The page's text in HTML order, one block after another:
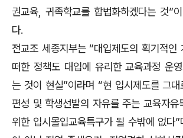
권교육, 귀족학교를 합법화하겠다는 것”
다.
전교조 세종지부는 “대입제도의 획기적인
떠한 정책도 대입에 유리한 교육과정 운
는 것이 현실”이라며 “현 입시제도를 그
편성 및 학생선발의 자유를 주는 교육자유
위한 입시몰입교육특구가 될 수밖에 없다”